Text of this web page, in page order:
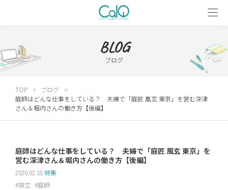
BLOG
ブログ
TOP
ブログ
庭師はどんな仕事をしている？ 夫婦で「庭匠 風玄 東京」を営む深津
さん＆堀内さんの働き方【後編】
庭師はどんな仕事をしている？ 夫婦で「庭匠 風玄 東京」を
営む深津さん＆堀内さんの働き方【後編】
2020.02.18特集
独立
庭師